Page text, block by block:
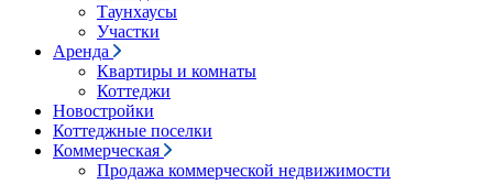
Таунхаусы
Участки
Аренда
Квартиры и комнаты
Коттеджи
Новостройки
Коттеджные поселки
Коммерческая
Продажа коммерческой недвижимости